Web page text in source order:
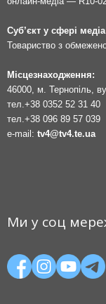
Суб’єкт у сфері
Товариство з
Місцезнаходження:
46000, м. Тернопіль,
тел. +38 0352 52 31 40
тел. +38 096 89 57 039
e-mail: tv4@tv4.te.ua
Ми у соц